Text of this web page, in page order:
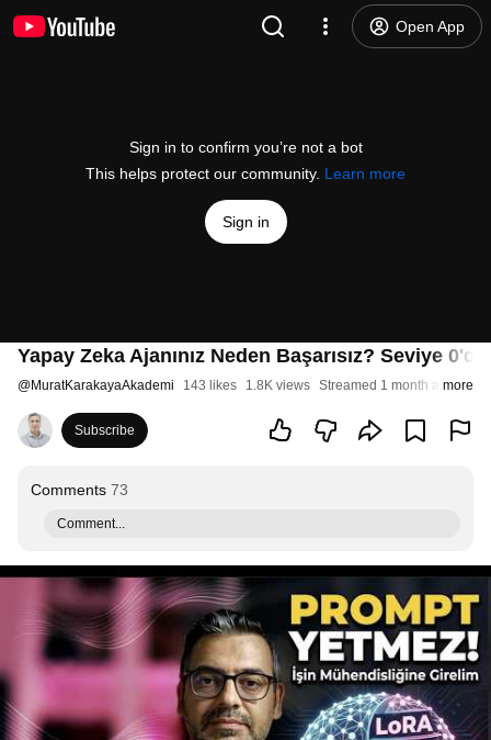
Open App
Sign in to confirm you’re not a bot
This helps protect our community. Learn more
Sign in
Yapay Zeka Ajanınız Neden Başarısız? Seviye
@MuratKarakayaAkademi 143 likes 1.8K views Streamed 1 month agomore
Subscribe
Comments 73
Comment...